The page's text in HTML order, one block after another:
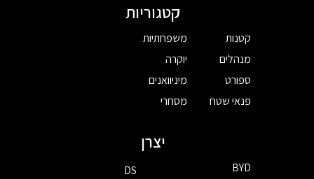
קטגוריות
קטנות
מנהלים
ספורט
פנאי שטח
משפחתיות
יוקרה
מיניוואנים
מסחרי
יצרן
BYD
DS